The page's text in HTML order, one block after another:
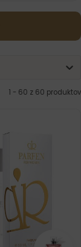
1 - 60 z 60 produktov